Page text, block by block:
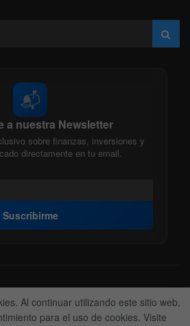
📬
a nuestra Newsletter
sobre finanzas, inversiones y
directamente en tu email.
Suscribirme
Editorial
Nuestro Equipo
Al continuar utilizando este sitio web,
para el uso de cookies. Visite